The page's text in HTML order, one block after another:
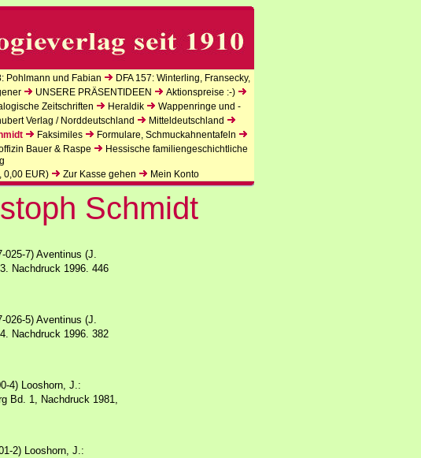
Pohlmann und Fabian
DFA 157: Winterling, Fransecky,
UNSERE PRÄSENTIDEEN
Aktionspreise :-)
Zeitschriften Heraldik
Wappenringe und -
Verlag / Norddeutschland
Mitteldeutschland
Faksimiles
Formulare, Schmuckahnentafeln
Bauer & Raspe
Hessische familiengeschichtliche
0,00 EUR) Zur Kasse gehen Mein Konto
Schmidt
025-7) Aventinus (J.
Nachdruck 1996. 446
026-5) Aventinus (J.
Nachdruck 1996. 382
4) Looshorn, J.:
Bd. 1, Nachdruck 1981,
2) Looshorn, J.: